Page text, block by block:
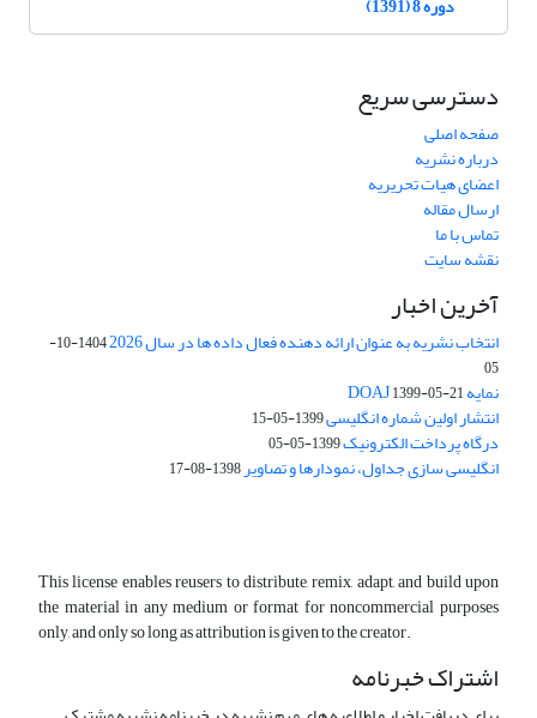
دسترسی سریع
صفحه اصلی
درباره نشریه
اعضای هیات تحریریه
ارسال مقاله
تماس با ما
نقشه سایت
آخرین اخبار
انتخاب نشریه به عنوان ارائه دهنده فعال داده ها در سال 2026
1404-10-
05
نمایه DOAJ1399-05-21
انتشار اولین شماره انگلیسی1399-05-15
درگاه پرداخت الکترونیک1399-05-05
انگلیسی سازی جداول، نمودارها و تصاویر1398-08-17
This license enables reusers to distribute, remix, adapt, and build upon
the material in any medium or format for noncommercial purposes
only, and only so long as attribution is given to the creator.
اشتراک خبرنامه